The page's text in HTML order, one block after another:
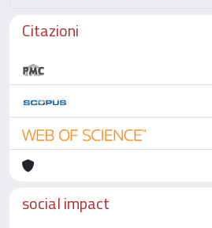
Citazioni
social impact